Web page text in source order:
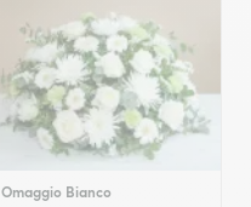
Omaggio Bianco